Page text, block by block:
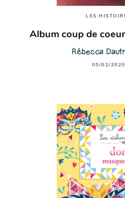
LES
Album coup de
Rébecca
05/02/2020